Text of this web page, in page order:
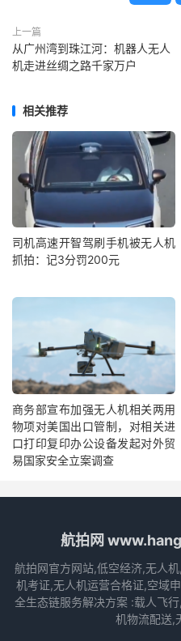
上一篇
从广州湾到珠江河：机器人无人
机走进丝绸之路千家万户
相关推荐
司机高速开智驾刷手机被无人机
抓拍：记3分罚200元
商务部宣布加强无人机相关两用
物项对美国出口管制，对相关进
口打印复印办公设备发起对外贸
易国家安全立案调查
航拍网
航拍网官方网站,低空经济,无人
机考证,无人机运营合格证,空域
全生态链服务解决方案 :载人飞
机物流配送,